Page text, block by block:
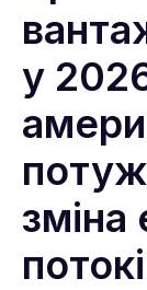
у
зміна